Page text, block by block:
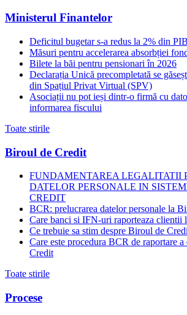
Ministerul Finantelor
Deficitul bugetar s-a redus la 2% din PIB
Măsuri pentru accelerarea absorbției
Bilete la băi pentru pensionari în 2026
Declarația Unică precompletată se
din Spațiul Privat Virtual (SPV)
Asociații nu pot ieși dintr-o firmă cu
informarea fiscului
Toate stirile
Biroul de Credit
FUNDAMENTAREA LEGALITATII
DATELOR PERSONALE IN
CREDIT
BCR: prelucrarea datelor personale la
Care banci si IFN-uri raporteaza clientii
Ce trebuie sa stim despre Biroul de
Care este procedura BCR de raportare
Credit
Toate stirile
Procese